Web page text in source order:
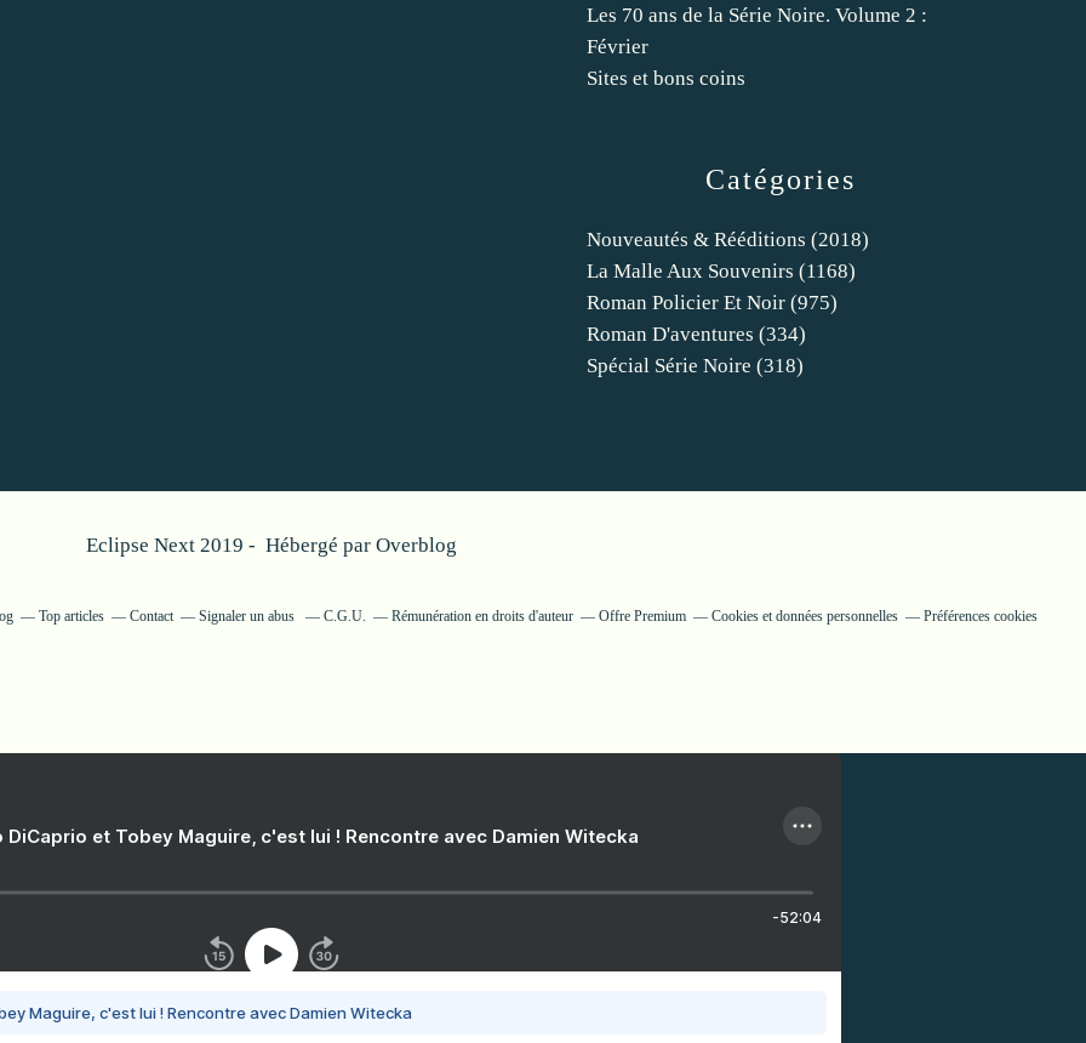
Catégories
Nouveautés & Rééditions (2018)
La Malle Aux Souvenirs (1168)
Roman Policier Et Noir (975)
Roman D'aventures (334)
Spécial Série Noire (318)
Les 70 ans de la Série Noire. Volume 2 :
Février
Sites et bons coins
Eclipse Next 2019 - Hébergé par Overblog
Top articles Contact Signaler un abus C.G.U. Rémunération en droits d'auteur Offre Premium Cookies et données personnelles Préférences cookies
DiCaprio et Tobey Maguire, c'est lui ! Rencontre avec Damien Witecka
-52:04
Maguire, c'est lui ! Rencontre avec Damien Witecka